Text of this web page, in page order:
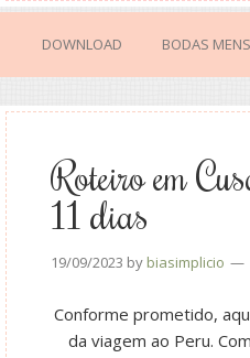
DOWNLOAD BODAS
Roteiro em
11 dias
19/09/2023 by biasimplicio
Conforme prometido,
da viagem ao Peru.